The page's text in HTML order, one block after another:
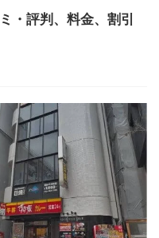
・評判、料金、割引